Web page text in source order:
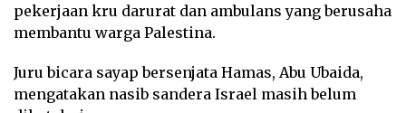
pekerjaan kru darurat dan ambulans yang berusaha
membantu warga Palestina.
Juru bicara sayap bersenjata Hamas, Abu Ubaida,
mengatakan nasib sandera Israel masih belum